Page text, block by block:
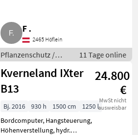
Jahr 2.028. Pflanzenschutz
Feldspritzen
F .
2465 Höflein
Pflanzenschutz /
Feldspritzen
11 Tage online
Kverneland IXter
B13
24.800
€
MwSt nicht
ausweisbar
Bj. 2016 930 h 1500 cm
1250 l
Bordcomputer, Hangsteuerung,
Höhenverstellung, hydr.